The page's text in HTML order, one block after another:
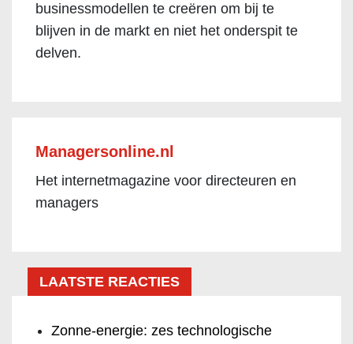
businessmodellen te creëren om bij te
blijven in de markt en niet het onderspit te
delven.
Managersonline.nl
Het internetmagazine voor directeuren en
managers
LAATSTE REACTIES
Zonne-energie: zes technologische